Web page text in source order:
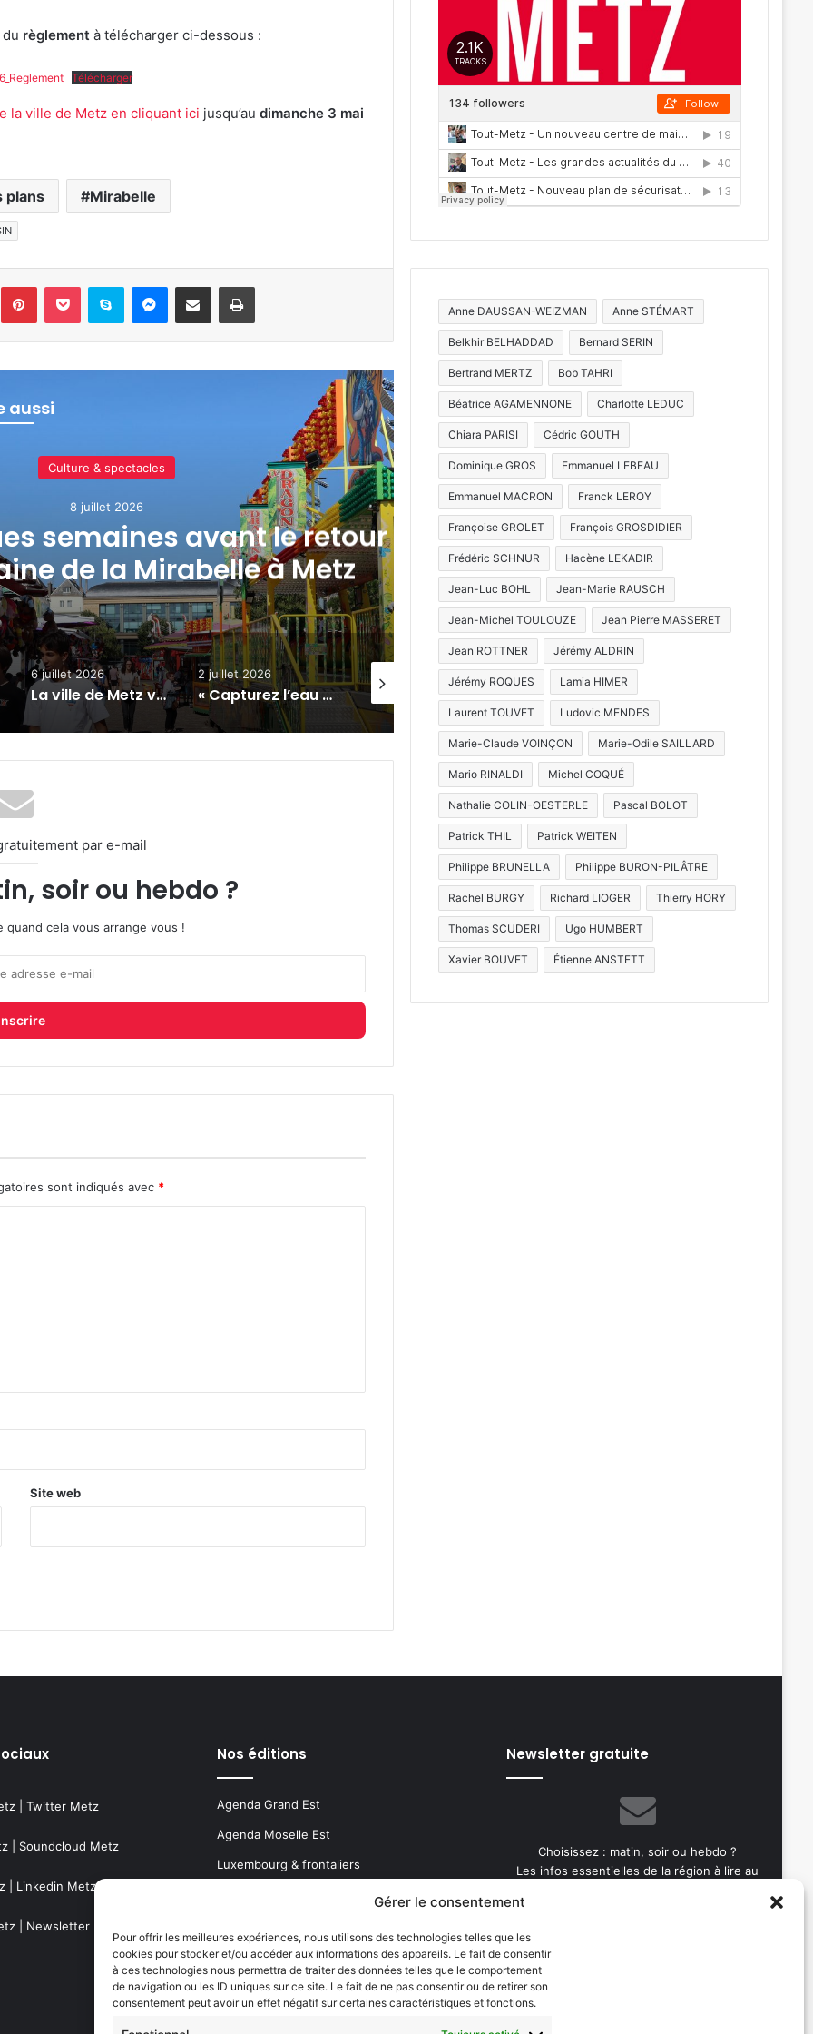
Gérer le consentement
Pour offrir les meilleures expériences, nous utilisons des technologies telles que les
cookies pour stocker et/ou accéder aux informations des appareils. Le fait de consentir
à ces technologies nous permettra de traiter des données telles que le comportement
de navigation ou les ID uniques sur ce site. Le fait de ne pas consentir ou de retirer son
consentement peut avoir un effet négatif sur certaines caractéristiques et fonctions.
règlement à télécharger ci-dessous :
Télécharger
la ville de Metz en cliquant ici jusqu’au dimanche 3 mai
plans Mirabelle
PinterestPocket Skype Messenger
Partager par e-mail Imprimer
aussi
Culture & spectacles
8 juillet 2026
semaines avant le retour de
de la Mirabelle à Metz
La ville de Metz
gratuites pour
6 juillet 2026
La ville de Metz va distribuer des lunettes gratuites pour admirer l’éclipse solaire totale du 12 août
2 juillet 2026
« Capturez l’eau » : un nouveau concours photos sur l’Euro-Métropole de Metz
22 juin 2026
Reine de la Mirabelle 2026 à Metz : les prétendantes dévoilées (photos)
27 juillet 2026
par e-mail
soir ou hebdo ?
quand cela vous arrange vous !
sont indiqués avec *
Site web
Anne DAUSSAN-WEIZMAN Anne STÉMART
Belkhir BELHADDAD Bernard SERIN
Bertrand MERTZ Bob TAHRI
Béatrice AGAMENNONE Charlotte LEDUC
Chiara PARISI Cédric GOUTH
Dominique GROS Emmanuel LEBEAU
Emmanuel MACRON Franck LEROY
Françoise GROLET François GROSDIDIER
Frédéric SCHNUR Hacène LEKADIR
Jean-Luc BOHL Jean-Marie RAUSCH
Jean-Michel TOULOUZE Jean Pierre MASSERET
Jean ROTTNER Jérémy ALDRIN
Jérémy ROQUES Lamia HIMER
Laurent TOUVET Ludovic MENDES
Marie-Claude VOINÇON Marie-Odile SAILLARD
Mario RINALDI Michel COQUÉ
Nathalie COLIN-OESTERLE Pascal BOLOT
Patrick THIL Patrick WEITEN
Philippe BRUNELLA Philippe BURON-PILÂTRE
Rachel BURGY Richard LIOGER Thierry HORY
Thomas SCUDERI Ugo HUMBERT
Xavier BOUVET Étienne ANSTETT
| Twitter Metz
| Soundcloud Metz
| Linkedin Metz
| Newsletter Metz
Nos éditions
Agenda Grand Est
Agenda Moselle Est
Luxembourg & frontaliers
Thionville & Moselle Nord
Dossiers à la Une
Newsletter gratuite
Choisissez : matin, soir ou hebdo ?
Les infos essentielles de la région à lire au
votre
adresse
e-
mail